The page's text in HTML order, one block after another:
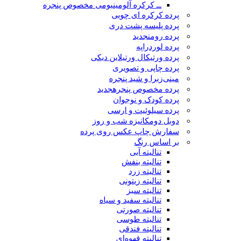
ــ کرکره آلومینیومی مخصوص پنجره
پرده کرکره ای چوبی
پرده پلیسه پشت دری
پرده رومنجدید
پرده لوردراپه
پرده ورتیکال ورتیلاین دیکی
پرده چاپی و تصویری
مینی‌زبرا و شید پنجره
پرده مخصوص پنجره جدید
پرده کودک و نوجوان
پرده سیلوئیت و ارسی
دوبل دومکانیزه شب و روز
سفارش چاپ عکس روی پرده
بر اساس رنگ
تنالیته آبی
تنالیته بنفش
تنالیته زرد
تنالیته زیتونی
تنالیته سبز
تنالیته سفید و سیاه
تنالیته صورتی
تنالیته طوسی
تنالیته فندقی
تنالیته قهوه‌ای